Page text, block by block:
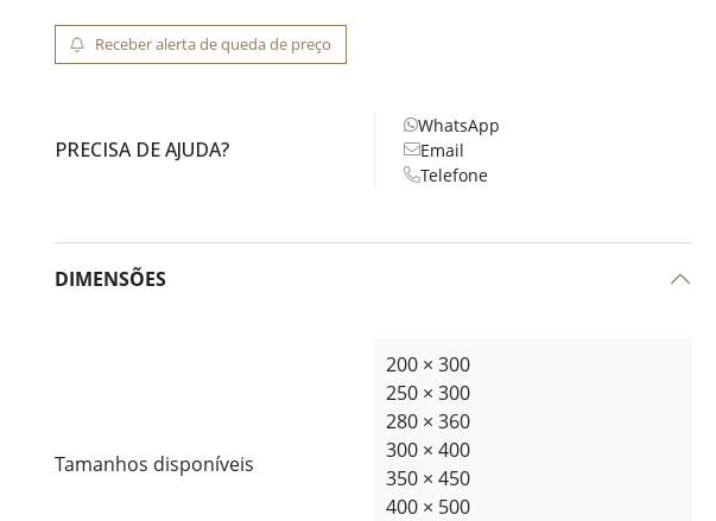
Receber alerta de queda de preço
PRECISA DE AJUDA?
WhatsApp
Email
Telefone
DIMENSÕES
Tamanhos disponíveis
200 × 300
250 × 300
280 × 360
300 × 400
350 × 450
400 × 500